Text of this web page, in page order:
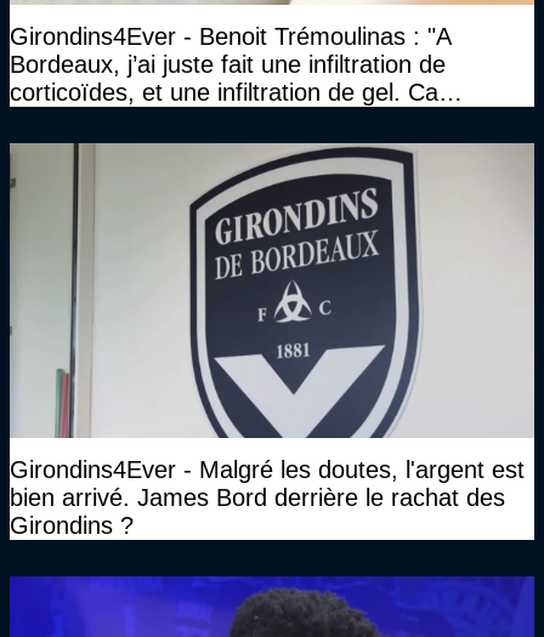
Girondins4Ever - Benoit Trémoulinas : "A
Bordeaux, j’ai juste fait une infiltration de
corticoïdes, et une infiltration de gel. Ca
Girondins4Ever - Malgré les doutes, l'argent est
bien arrivé. James Bord derrière le rachat des
Girondins ?